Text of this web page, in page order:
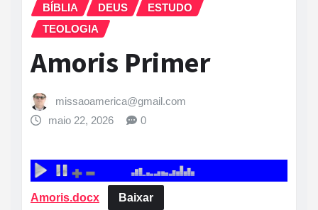
BÍBLIA DEUS
ESTUDO
TEOLOGIA
Amoris Primer
missaoamerica@gmail.com
maio 22, 2026
0
Amoris.docx Baixar